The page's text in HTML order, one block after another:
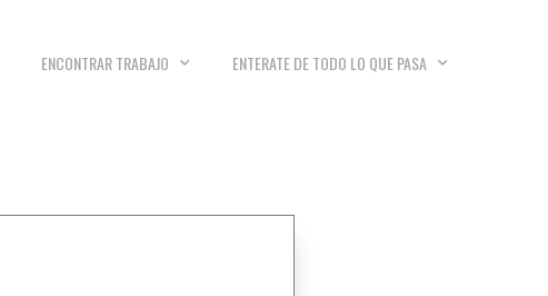
ENCONTRAR TRABAJO ENTERATE DE TODO LO QUE PASA